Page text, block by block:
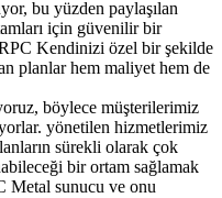
bu yüzden paylaşılan
için güvenilir bir
Kendinizi özel bir şekilde
planlar hem maliyet hem de
böylece müşterilerimiz
yönetilen hizmetlerimiz
sürekli olarak çok
bir ortam sağlamak
Metal sunucu ve onu